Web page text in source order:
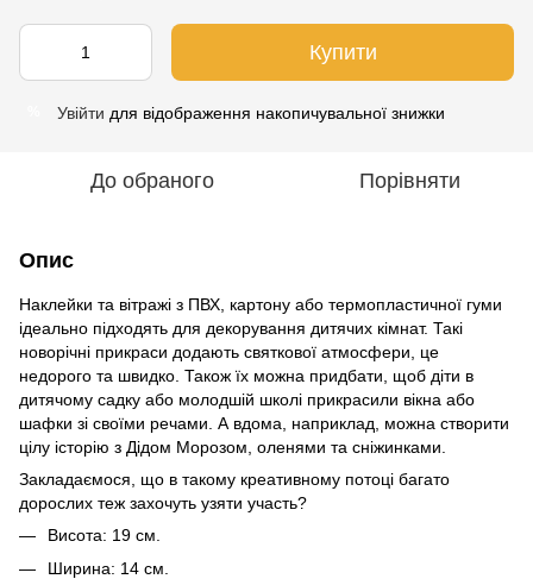
Купити
Увійти для відображення накопичувальної знижки
До обраного Порівняти
Опис
Наклейки та вітражі з ПВХ, картону або термопластичної гуми
ідеально підходять для декорування дитячих кімнат. Такі
новорічні прикраси додають святкової атмосфери, це
недорого та швидко. Також їх можна придбати, щоб діти в
дитячому садку або молодшій школі прикрасили вікна або
шафки зі своїми речами. А вдома, наприклад, можна створити
цілу історію з Дідом Морозом, оленями та сніжинками.
Закладаємося, що в такому креативному потоці багато
дорослих теж захочуть узяти участь?
Висота: 19 см.
Ширина: 14 см.